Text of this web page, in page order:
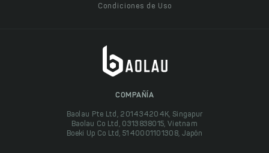
Condiciones de Uso
COMPAÑÍA
Baolau Pte Ltd, 201434204K, Singapur
Baolau Co Ltd, 0313838015, Vietnam
Boeki Up Co Ltd, 5140001101308, Japón